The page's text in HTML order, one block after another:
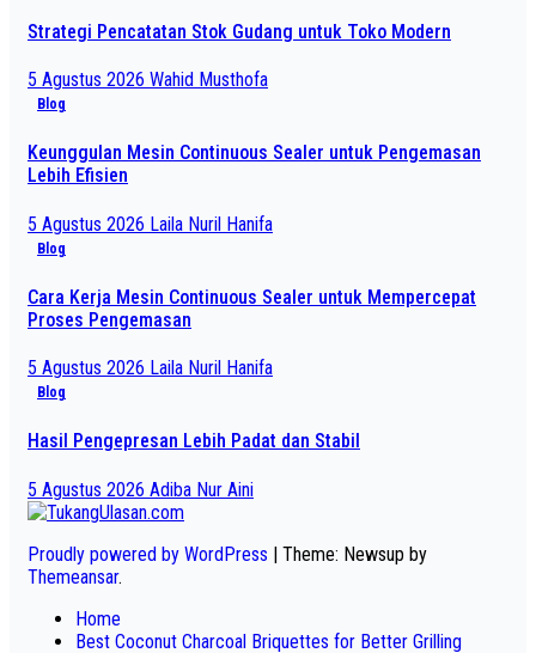
Strategi Pencatatan Stok Gudang untuk Toko Modern
5 Agustus 2026 Wahid Musthofa
Blog
Keunggulan Mesin Continuous Sealer untuk Pengemasan
Lebih Efisien
5 Agustus 2026 Laila Nuril Hanifa
Blog
Cara Kerja Mesin Continuous Sealer untuk Mempercepat
Proses Pengemasan
5 Agustus 2026 Laila Nuril Hanifa
Blog
Hasil Pengepresan Lebih Padat dan Stabil
5 Agustus 2026 Adiba Nur Aini
Proudly powered by WordPress | Theme: Newsup by
Themeansar.
Home
Best Coconut Charcoal Briquettes for Better Grilling